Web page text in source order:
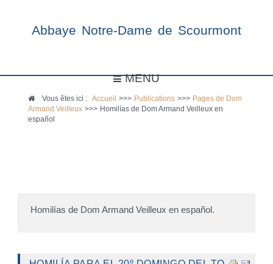
Abbaye Notre-Dame de Scourmont
MENU
Vous êtes ici :Accueil >>> Publications >>> Pages de Dom
Armand Veilleux >>> Homilías de Dom Armand Veilleux en
español
Homilías de Dom Armand Veilleux en español.